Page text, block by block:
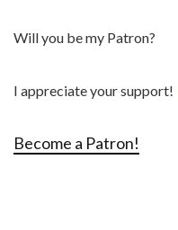
Will you be my Patron?
I appreciate your support!
Become a Patron!